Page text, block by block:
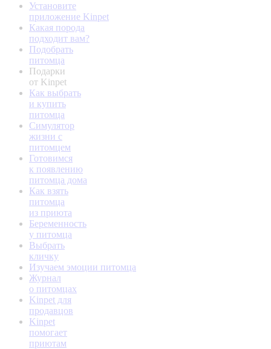
Установите
приложение Kinpet
Какая порода
подходит вам?
Подобрать
питомца
Подарки
от Kinpet
Как выбрать
и купить
питомца
Симулятор
жизни с
питомцем
Готовимся
к появлению
питомца дома
Как взять
питомца
из приюта
Беременность
у питомца
Выбрать
кличку
Изучаем эмоции питомца
Журнал
о питомцах
Kinpet для
продавцов
Kinpet
помогает
приютам